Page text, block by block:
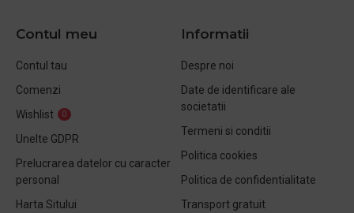
Contul meu
Contul tau
Comenzi
Wishlist
0
Unelte GDPR
Prelucrarea datelor cu caracter
personal
Harta Sitului
Informatii
Despre noi
Date de identificare ale
societatii
Termeni si conditii
Politica cookies
Politica de confidentialitate
Transport gratuit